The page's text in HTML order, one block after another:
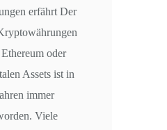
erfährt Der
oder
Assets ist in
immer
Viele